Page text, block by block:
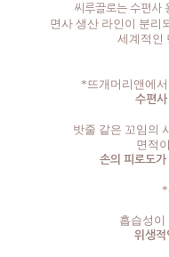
씨루끌로는 수편사
면사 생산 라인이 분리
세계적인
*뜨개머리앤에
수편
밧줄 같은 꼬임의
면적
손의 피로도
*
흡습성이
위생적